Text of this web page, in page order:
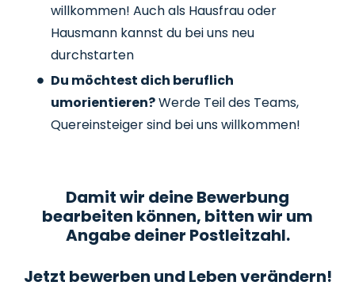
willkommen! Auch als Hausfrau oder
Hausmann kannst du bei uns neu
durchstarten
Du möchtest dich beruflich
umorientieren?Werde Teil des Teams,
Quereinsteiger sind bei uns willkommen!
Damit wir deine Bewerbung
bearbeiten können, bitten wir um
Angabe deiner Postleitzahl.
Jetzt bewerben und Leben verändern!